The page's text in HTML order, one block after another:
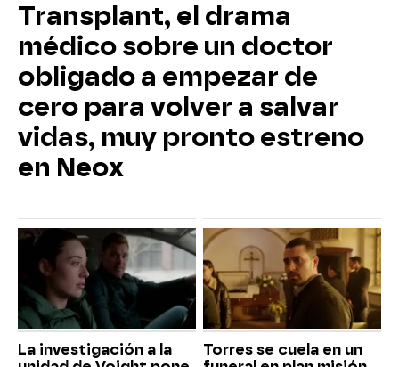
Transplant, el drama
médico sobre un doctor
obligado a empezar de
cero para volver a salvar
vidas, muy pronto estreno
en Neox
La investigación a la
Torres se cuela en un